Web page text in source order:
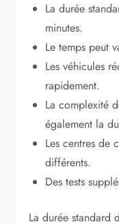
La durée
minutes.
Le temps peut
Les véhicules
rapidement.
La complexité
également la
Les centres de
différents.
Des tests
La durée standard